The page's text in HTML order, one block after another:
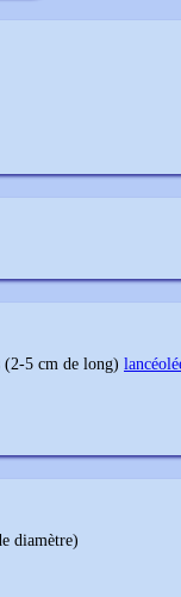
5 cm de long)
diamètre)